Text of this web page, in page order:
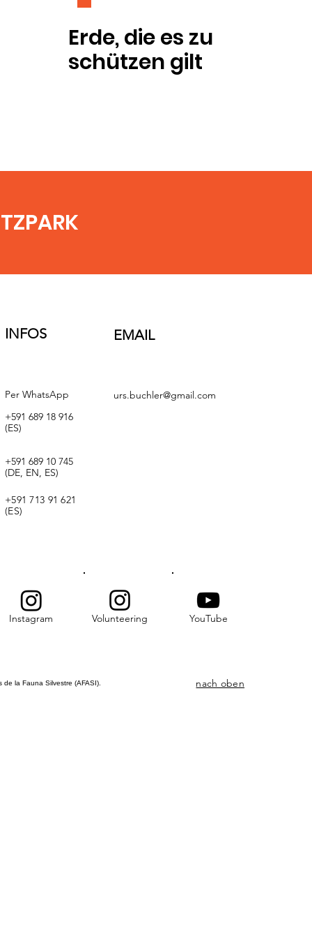
Erde, die es zu
schützen gilt
INFOS EMAIL
Per WhatsApp
+591 689 18 916
(ES)
+591 689 10 745
(DE, EN, ES)
+591 713 91 621
(ES)
urs.buchler@gmail.com
Instagram Volunteering YouTube
la Fauna Silvestre (AFASI). nach oben